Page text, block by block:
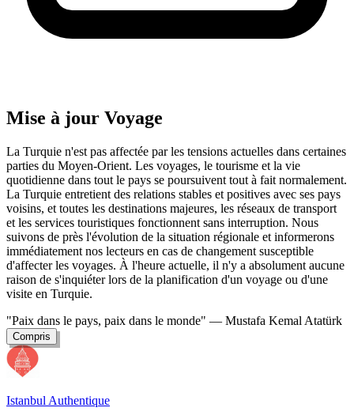
Mise à jour Voyage
La Turquie n'est pas affectée par les tensions actuelles dans certaines
parties du Moyen-Orient. Les voyages, le tourisme et la vie
quotidienne dans tout le pays se poursuivent tout à fait normalement.
La Turquie entretient des relations stables et positives avec ses pays
voisins, et toutes les destinations majeures, les réseaux de transport
et les services touristiques fonctionnent sans interruption. Nous
suivons de près l'évolution de la situation régionale et informerons
immédiatement nos lecteurs en cas de changement susceptible
d'affecter les voyages. À l'heure actuelle, il n'y a absolument aucune
raison de s'inquiéter lors de la planification d'un voyage ou d'une
visite en Turquie.
"Paix dans le pays, paix dans le monde" — Mustafa Kemal Atatürk
Compris
Istanbul Authentique